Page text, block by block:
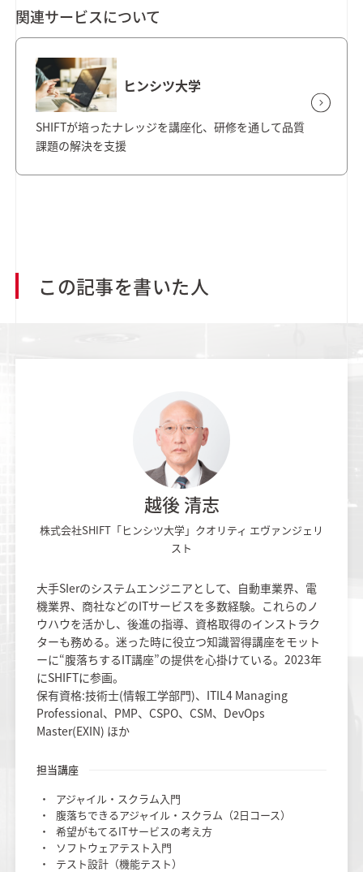
関連サービスについて
ヒンシツ大学
SHIFTが培ったナレッジを講座化、研修を通して品質
課題の解決を支援
この記事を書いた人
株式会社SHIFT「ヒンシツ大学」クオリティ エヴァンジェリ
スト
越後 清志​
大手SIerのシステムエンジニアとして、自動車業界、電
機業界、商社などのITサービスを多数経験。​これらのノ
ウハウを活かし、後進の指導、資格取得のインストラク
ターも務める。迷った時に役立つ知識習得講座をモット
ーに“腹落ちするIT講座”の提供を心掛けている。2023年
にSHIFTに参画。​
保有資格:技術士(情報工学部門)、ITIL4 Managing
Professional、PMP、CSPO、CSM、DevOps
Master(EXIN) ほか
担当講座
アジャイル・スクラム入門
腹落ちできるアジャイル・スクラム（2日コース）
希望がもてるITサービスの考え方
ソフトウェアテスト入門
テスト設計（機能テスト）